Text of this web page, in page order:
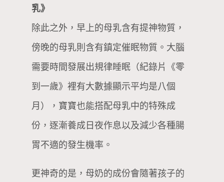
乳》
除此之外，早上的母乳含有提神物質，
傍晚的母乳則含有鎮定催眠物質。大腦
需要時間發展出規律睡眠（紀錄片《零
到一歲》裡有大數據顯示平均是八個
月），寶寶也能搭配母乳中的特殊成
份，逐漸養成日夜作息以及減少各種腸
胃不適的發生機率。
更神奇的是，母奶的成份會隨著孩子的